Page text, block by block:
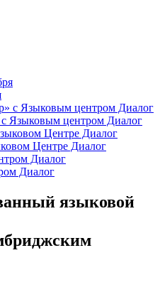
Языковым центром Диалог
Центре Диалог
Диалог
языковой